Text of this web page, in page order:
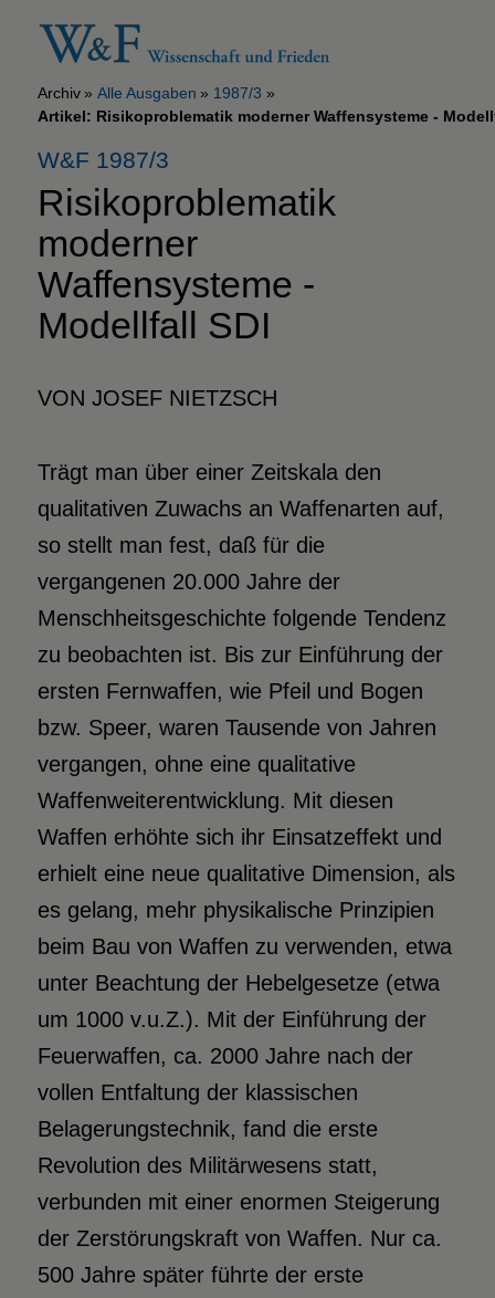
Archiv Alle Ausgaben
1987/3
Artikel: Risikoproblematik moderner Waffensysteme -
W&F 1987/3
Risikoproblematik
moderner
Waffensysteme -
Modellfall SDI
VON JOSEF NIETZSCH
Trägt man über einer Zeitskala den
qualitativen Zuwachs an Waffenarten auf,
so stellt man fest, daß für die
vergangenen 20.000 Jahre der
Menschheitsgeschichte folgende Tendenz
zu beobachten ist. Bis zur Einführung der
ersten Fernwaffen, wie Pfeil und Bogen
bzw. Speer, waren Tausende von Jahren
vergangen, ohne eine qualitative
Waffenweiterentwicklung. Mit diesen
Waffen erhöhte sich ihr Einsatzeffekt und
erhielt eine neue qualitative Dimension, als
es gelang, mehr physikalische Prinzipien
beim Bau von Waffen zu verwenden, etwa
unter Beachtung der Hebelgesetze (etwa
um 1000 v.u.Z.). Mit der Einführung der
Feuerwaffen, ca. 2000 Jahre nach der
vollen Entfaltung der klassischen
Belagerungstechnik, fand die erste
Revolution des Militärwesens statt,
verbunden mit einer enormen Steigerung
der Zerstörungskraft von Waffen. Nur ca.
500 Jahre später führte der erste